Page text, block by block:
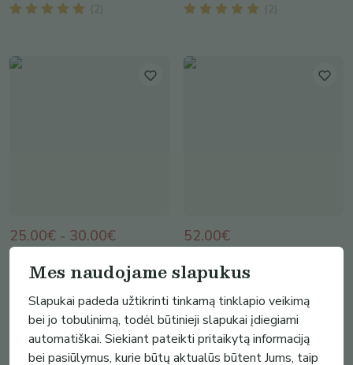
( 2 ( 2
25.00€ - 30.00€
T. žalios spalvos Mokyklinis
džemperis su užtrauktuku
52.00€
vidumi „Amžinasis mazgas“
( 2)
Mes naudojame slapukus
Slapukai padeda užtikrinti tinkamą tinklapio veikimą
bei jo tobulinimą, todėl būtinieji slapukai įdiegiami
automatiškai. Siekiant pateikti pritaikytą informaciją
bei pasiūlymus, kurie būtų aktualūs būtent Jums, taip